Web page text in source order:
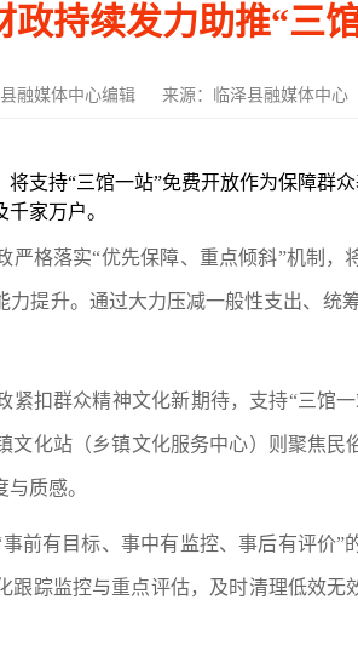
政持续发力助推“三
县融媒体中心编辑 来源：临泽县融媒体中心
支持“三馆一站”免费开放作为保障群
家万户。
严格落实“优先保障、重点倾斜”机制，
提升。通过大力压减一般性支出、
紧扣群众精神文化新期待， 支持“三馆
文化站（乡镇文化服务中心） 则聚焦民
质感。
事前有目标、事中有监控、事后有评价”
跟踪监控与重点评估，及时清理低效